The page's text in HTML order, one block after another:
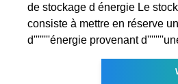
de stockage d énergie Le
consiste à mettre en réserve
d''''''''énergie provenant